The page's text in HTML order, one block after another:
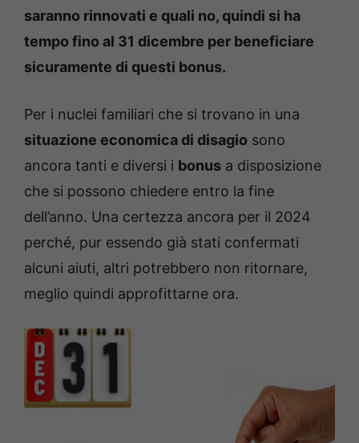
saranno rinnovati e quali no, quindi si ha
tempo fino al 31 dicembre per beneficiare
sicuramente di questi bonus.
Per i nuclei familiari che si trovano in una
situazione economica di disagio sono
ancora tanti e diversi i bonus a disposizione
che si possono chiedere entro la fine
dell’anno. Una certezza ancora per il 2024
perché, pur essendo già stati confermati
alcuni aiuti, altri potrebbero non ritornare,
meglio quindi approfittarne ora.